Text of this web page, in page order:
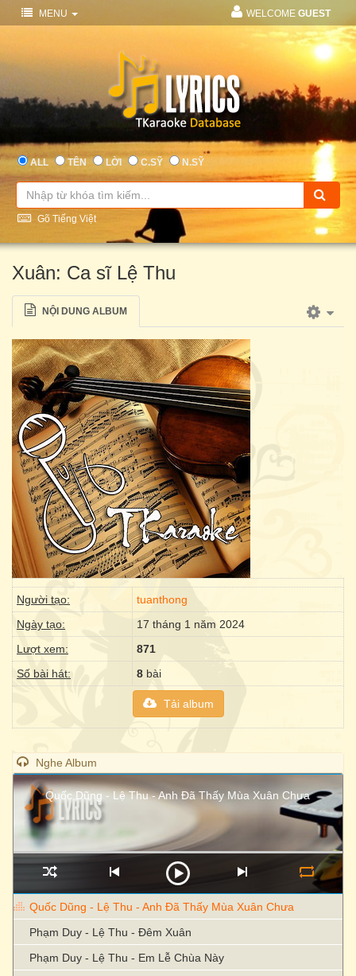
MENU WELCOME GUEST
ALL TÊN LỜI C.SỸ N.SỸ
Gõ Tiếng Việt
Xuân: Ca sĩ Lệ Thu
NỘI DUNG ALBUM
Người tạo:
tuanthong
Ngày tạo:
17 tháng 1 năm 2024
Lượt xem:
871
Số bài hát:
8 bài
Tải album
Nghe Album
Quốc Dũng - Lệ Thu - Anh Đã Thấy Mùa Xuân Chưa
Quốc Dũng - Lệ Thu - Anh Đã Thấy Mùa Xuân Chưa
Phạm Duy - Lệ Thu - Đêm Xuân
Phạm Duy - Lệ Thu - Em Lễ Chùa Này